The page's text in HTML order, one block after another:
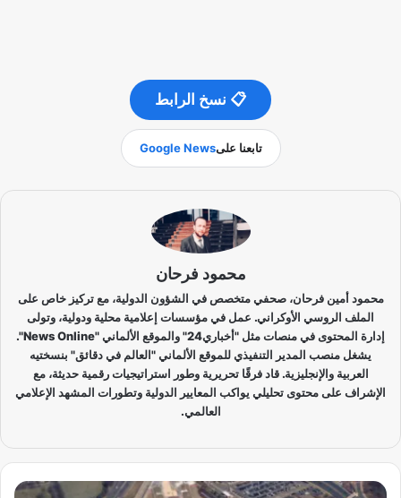
📋 نسخ الرابط
تابعنا علىGoogle News
محمود فرحان
محمود أمين فرحان، صحفي متخصص في الشؤون الدولية، مع تركيز خاص على
الملف الروسي الأوكراني. عمل في مؤسسات إعلامية محلية ودولية، وتولى
إدارة المحتوى في منصات مثل "أخباري24" والموقع الألماني "News Online".
يشغل منصب المدير التنفيذي للموقع الألماني "العالم في دقائق" بنسختيه
العربية والإنجليزية. قاد فرقًا تحريرية وطور استراتيجيات رقمية حديثة، مع
الإشراف على محتوى تحليلي يواكب المعايير الدولية وتطورات المشهد الإعلامي
العالمي.
م